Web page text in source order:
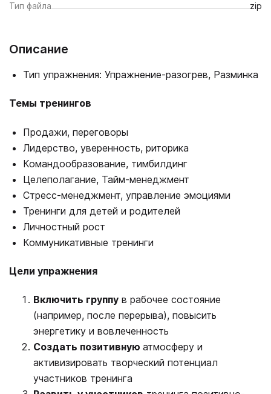
Тип файла
zip
Описание
Тип упражнения: Упражнение-разогрев, Разминка
Темы тренингов
Продажи, переговоры
Лидерство, уверенность, риторика
Командообразование, тимбилдинг
Целеполагание, Тайм-менеджмент
Стресс-менеджмент, управление эмоциями
Тренинги для детей и родителей
Личностный рост
Коммуникативные тренинги
Цели упражнения
Включить группу в рабочее состояние
(например, после перерыва), повысить
энергетику и вовлеченность
Создать позитивную атмосферу и
активизировать творческий потенциал
участников тренинга